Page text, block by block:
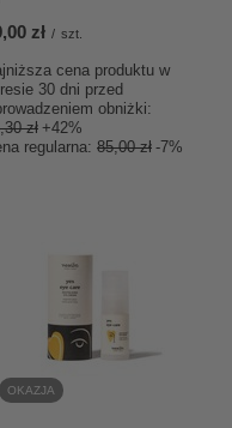
zł / szt.
cena produktu w
30 dni przed
obniżki:
zł+42%
regularna: 85,00 zł -7%
OKAZJA